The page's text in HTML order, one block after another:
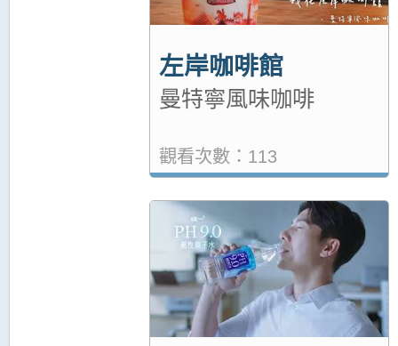
左岸咖啡館
曼特寧風味咖啡
觀看次數：113